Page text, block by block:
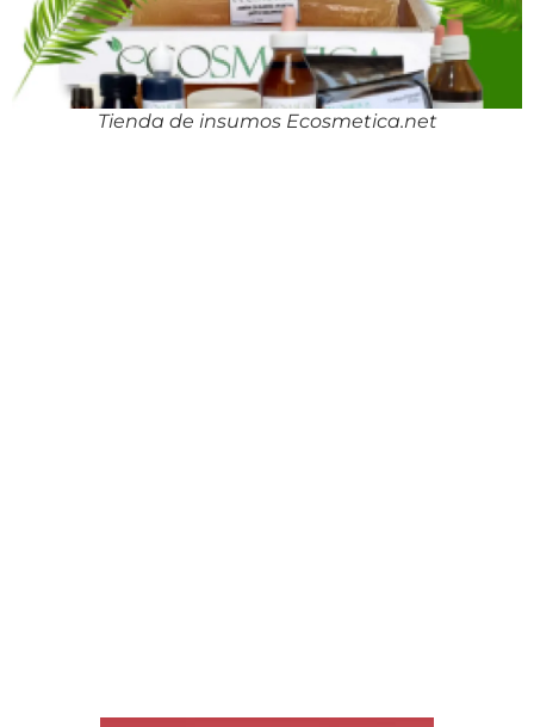
Tienda de insumos Ecosmetica.net